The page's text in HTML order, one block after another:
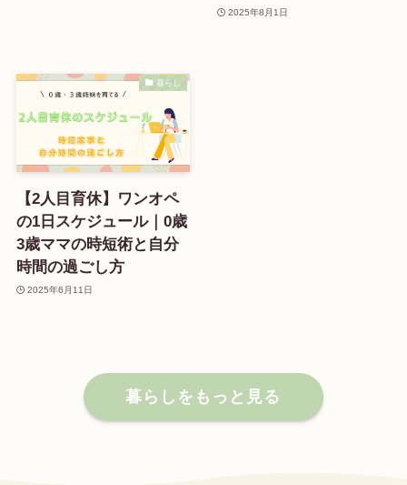
2025年8月1日
暮らし
【2人目育休】ワンオペ
の1日スケジュール｜0歳
3歳ママの時短術と自分
時間の過ごし方
2025年6月11日
暮らしをもっと見る